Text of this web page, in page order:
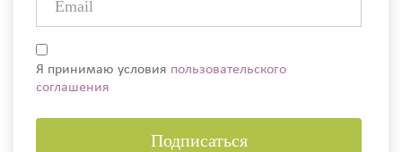
Я принимаю условия пользовательского
соглашения
Подписаться